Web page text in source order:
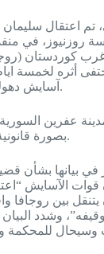
تم اعتقال
روزنيوز، في
غرب كوردستان
أثره لخمسة
آسايش دهوك بأنه موقوف عندهم.
بصورة قانونية في اقليم كوردستان.
بيانها بشأن
الآسايش
يتنقل بين روجافا
وشدد
وسيحال للمحكمة